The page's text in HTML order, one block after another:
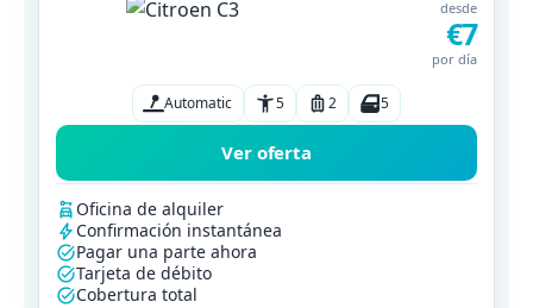
desde
€7
por día
Automatic 5 2 5
Ver oferta
Oficina de alquiler
Confirmación instantánea
Pagar una parte ahora
Tarjeta de débito
Cobertura total